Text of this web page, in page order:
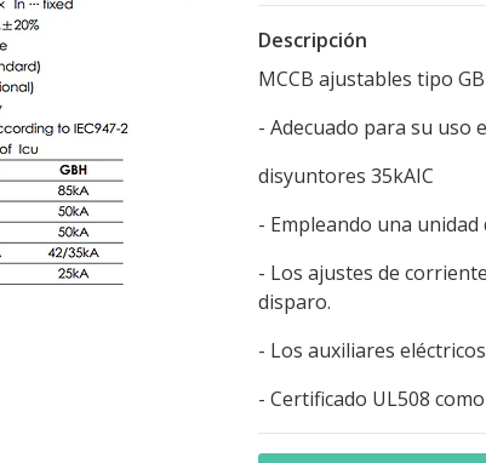
Descripción
MCCB ajustables tipo
- Adecuado para su uso
disyuntores 35kAIC
- Empleando una
- Los ajustes de
disparo.
- Los auxiliares
- Certificado UL508